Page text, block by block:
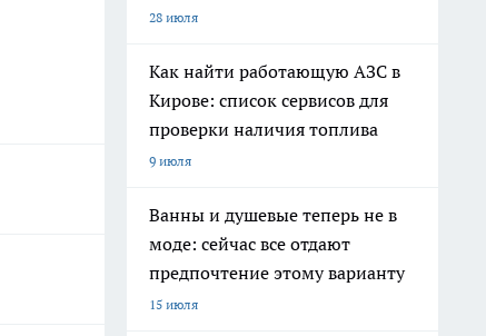
28 июля
Как найти работающую АЗС в
Кирове: список сервисов для
проверки наличия топлива
9 июля
Ванны и душевые теперь не в
моде: сейчас все отдают
предпочтение этому варианту
15 июля